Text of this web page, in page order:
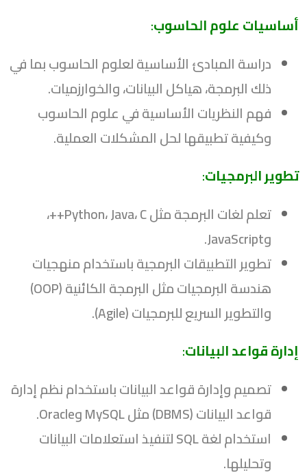
أساسيات علوم الحاسوب:
دراسة المبادئ الأساسية لعلوم الحاسوب بما في
ذلك البرمجة، هياكل البيانات، والخوارزميات.
فهم النظريات الأساسية في علوم الحاسوب
وكيفية تطبيقها لحل المشكلات العملية.
تطوير البرمجيات:
تعلم لغات البرمجة مثل Python، Java، C++،
وJavaScript.
تطوير التطبيقات البرمجية باستخدام منهجيات
هندسة البرمجيات مثل البرمجة الكائنية (OOP)
والتطوير السريع للبرمجيات (Agile).
إدارة قواعد البيانات:
تصميم وإدارة قواعد البيانات باستخدام نظم إدارة
قواعد البيانات (DBMS) مثل MySQL وOracle.
استخدام لغة SQL لتنفيذ استعلامات البيانات
وتحليلها.